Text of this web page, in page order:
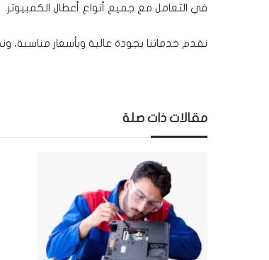
في التعامل مع جميع أنواع أعطال الكمبيوتر.
نقدم خدماتنا بجودة عالية وبأسعار
مقالات ذات صلة